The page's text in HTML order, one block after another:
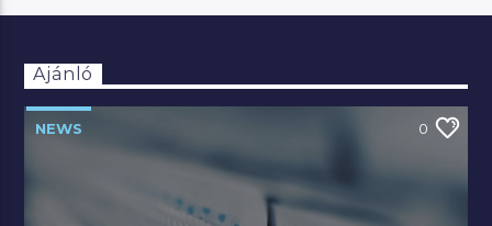
Ajánló
NEWS 0